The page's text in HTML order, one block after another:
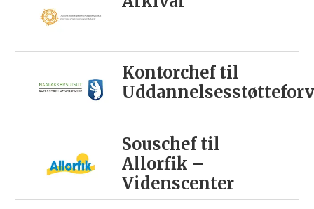
Kontorchef til
Souschef til
Allorfik –
Videnscenter